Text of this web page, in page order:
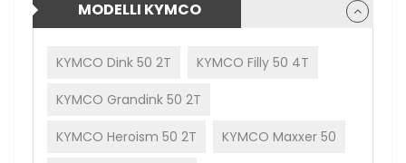
MODELLI KYMCO
KYMCO Dink 50 2T KYMCO Filly 50 4T
KYMCO Grandink 50 2T
KYMCO Heroism 50 2T KYMCO Maxxer 50